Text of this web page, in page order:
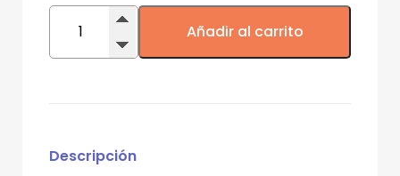
Ojalá
noche
Añadir al carrito
Descripción